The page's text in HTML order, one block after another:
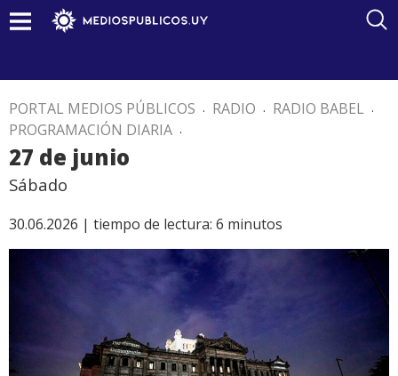
PORTAL MEDIOS PÚBLICOS . RADIO . RADIO BABEL .
PROGRAMACIÓN DIARIA .
27 de junio
Sábado
30.06.2026 | tiempo de lectura: 6 minutos